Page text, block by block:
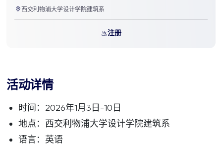
校园生活
西交利物浦大学设计学院建筑系
注册
活动详情
时间：2026年1月3日-10日
地点：西交利物浦大学设计学院建筑系
语言：英语